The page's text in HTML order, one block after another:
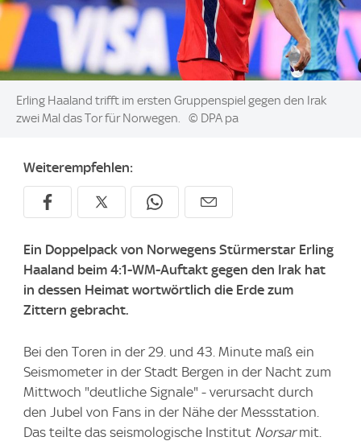
Image:
Erling Haaland trifft im ersten Gruppenspiel gegen den Irak
zwei Mal das Tor für Norwegen.
© DPA pa
Weiterempfehlen:
Ein Doppelpack von Norwegens Stürmerstar Erling
Haaland beim 4:1-WM-Auftakt gegen den Irak hat
in dessen Heimat wortwörtlich die Erde zum
Zittern gebracht.
Bei den Toren in der 29. und 43. Minute maß ein
Seismometer in der Stadt Bergen in der Nacht zum
Mittwoch "deutliche Signale" - verursacht durch
den Jubel von Fans in der Nähe der Messstation.
Das teilte das seismologische Institut Norsarmit.